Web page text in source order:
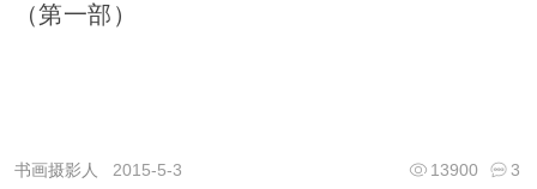
（第一部）
书画摄影人 2015-5-3 3
13900